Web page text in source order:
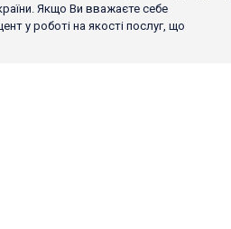
Якщо Ви вважаєте себе
у роботі на якості послуг, що